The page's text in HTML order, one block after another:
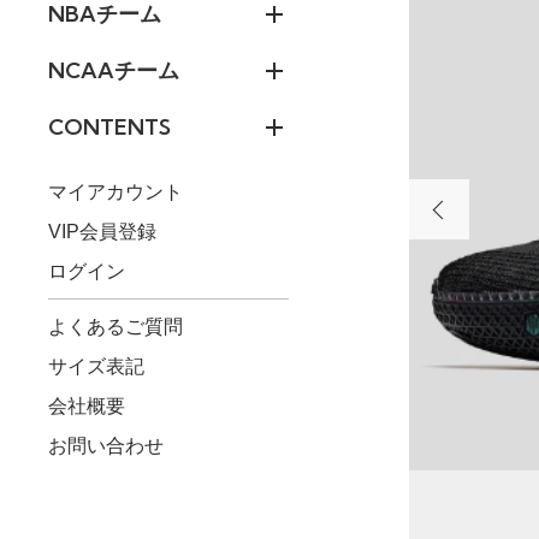
NBAチーム
NCAAチーム
CONTENTS
マイアカウント
VIP会員登録
ログイン
よくあるご質問
サイズ表記
会社概要
お問い合わせ